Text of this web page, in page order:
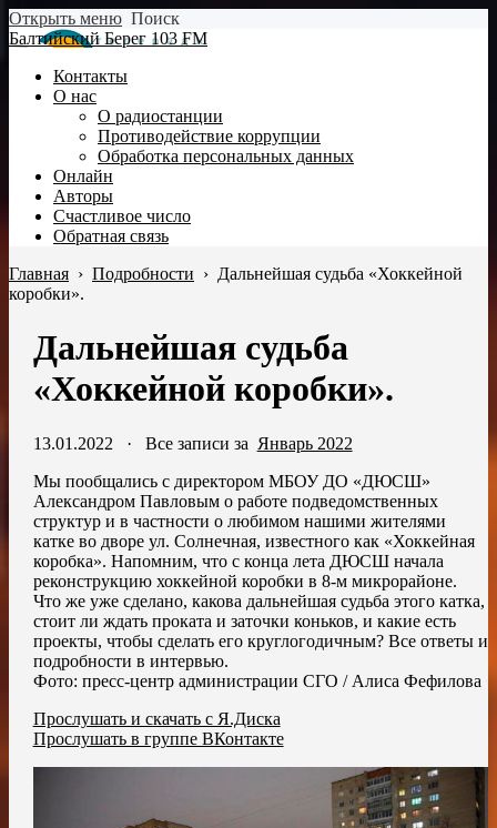
Открыть меню Поиск
Балтийский Берег 103 FM
Контакты
О нас
О радиостанции
Противодействие коррупции
Обработка персональных данных
Онлайн
Авторы
Счастливое число
Обратная связь
Главная › Подробности › Дальнейшая судьба «Хоккейной
коробки».
Дальнейшая судьба
«Хоккейной коробки».
13.01.2022 · Все записи за Январь 2022
Мы пообщались с директором МБОУ ДО «ДЮСШ»
Александром Павловым о работе подведомственных
структур и в частности о любимом нашими жителями
катке во дворе ул. Солнечная, известного как «Хоккейная
коробка». Напомним, что с конца лета ДЮСШ начала
реконструкцию хоккейной коробки в 8-м микрорайоне.
Что же уже сделано, какова дальнейшая судьба этого катка,
стоит ли ждать проката и заточки коньков, и какие есть
проекты, чтобы сделать его круглогодичным? Все ответы и
подробности в интервью.
Фото: пресс-центр администрации СГО / Алиса Фефилова
Прослушать и скачать с Я.Диска
Прослушать в группе ВКонтакте